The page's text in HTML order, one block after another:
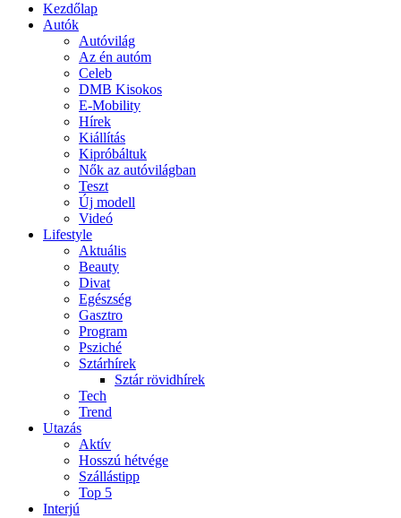
Kezdőlap
Autók
Autóvilág
Az én autóm
Celeb
DMB Kisokos
E-Mobility
Hírek
Kiállítás
Kipróbáltuk
Nők az autóvilágban
Teszt
Új modell
Videó
Lifestyle
Aktuális
Beauty
Divat
Egészség
Gasztro
Program
Psziché
Sztárhírek
Sztár rövidhírek
Tech
Trend
Utazás
Aktív
Hosszú hétvége
Szállástipp
Top 5
Interjú